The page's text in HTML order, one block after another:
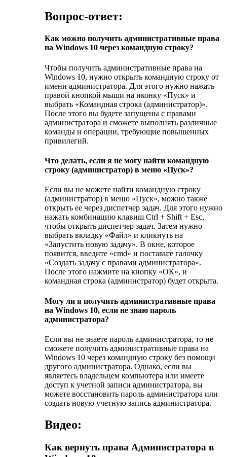
Вопрос-ответ:
Как можно получить административные права
на Windows 10 через командную строку?
Чтобы получить административные права на
Windows 10, нужно открыть командную строку от
имени администратора. Для этого нужно нажать
правой кнопкой мыши на иконку «Пуск» и
выбрать «Командная строка (администратор)».
После этого вы будете запущены с правами
администратора и сможете выполнять различные
команды и операции, требующие повышенных
привилегий.
Что делать, если я не могу найти командную
строку (администратор) в меню «Пуск»?
Если вы не можете найти командную строку
(администратор) в меню «Пуск», можно также
открыть ее через диспетчер задач. Для этого нужно
нажать комбинацию клавиш Ctrl + Shift + Esc,
чтобы открыть диспетчер задач. Затем нужно
выбрать вкладку «Файл» и кликнуть на
«Запустить новую задачу». В окне, которое
появится, введите «cmd» и поставьте галочку
«Создать задачу с правами администратора».
После этого нажмите на кнопку «ОК», и
командная строка (администратор) будет открыта.
Могу ли я получить административные права
на Windows 10, если не знаю пароль
администратора?
Если вы не знаете пароль администратора, то не
сможете получить административные права на
Windows 10 через командную строку без помощи
другого администратора. Однако, если вы
являетесь владельцем компьютера или имеете
доступ к учетной записи администратора, вы
можете восстановить пароль администратора или
создать новую учетную запись администратора.
Видео:
Как вернуть права Администратора в